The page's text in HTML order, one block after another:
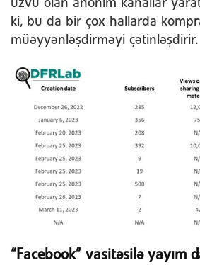
üzvü olan anonim kanallar
ki, bu da bir çox hallarda
müəyyənləşdirməyi çətinləşdirir.
“Facebook” vasitəsilə yayım